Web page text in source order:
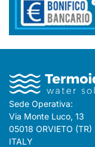
Sede Operativa:
Via Monte Luco, 13
05018 ORVIETO (TR)
ITALY